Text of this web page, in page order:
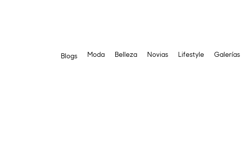
Blogs Moda Belleza Novias Lifestyle Galerías